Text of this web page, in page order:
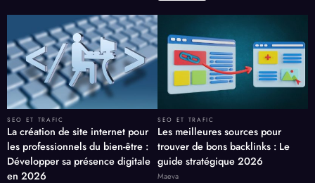
SEO ET TRAFIC
La création de site internet pour
les professionnels du bien-être :
Développer sa présence digitale
en 2026
SEO ET TRAFIC
Les meilleures sources pour
trouver de bons backlinks : Le
guide stratégique 2026
Maeva